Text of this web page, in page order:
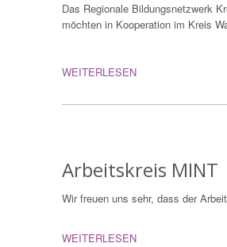
Das Regionale Bildungsnetzwerk
möchten in Kooperation im Kreis
WEITERLESEN
Arbeitskreis MINT
Wir freuen uns sehr, dass der
WEITERLESEN